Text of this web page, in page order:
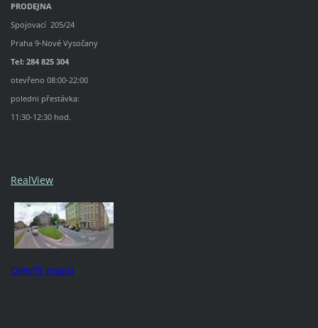
PRODEJNA
Spojovací 205/24
Praha 9-Nové Vysočany
Tel: 284 825 304
otevřeno 08:00-22:00
poledni přestávka:
11:30-12:30 hod.
RealView
Otevřít mapu